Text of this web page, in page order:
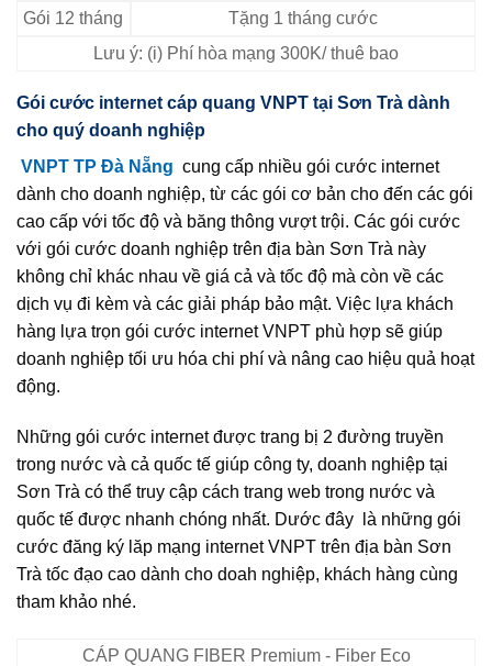
Gói 12 tháng
Tặng 1 tháng cước
Lưu ý: (i) Phí hòa mạng 300K/ thuê bao
Gói cước internet cáp quang VNPT tại Sơn Trà dành
cho quý doanh nghiệp
VNPT TP Đà Nẵng cung cấp nhiều gói cước internet
dành cho doanh nghiệp, từ các gói cơ bản cho đến các gói
cao cấp với tốc độ và băng thông vượt trội. Các gói cước
với gói cước doanh nghiệp trên địa bàn Sơn Trà này
không chỉ khác nhau về giá cả và tốc độ mà còn về các
dịch vụ đi kèm và các giải pháp bảo mật. Việc lựa khách
hàng lựa trọn gói cước internet VNPT phù hợp sẽ giúp
doanh nghiệp tối ưu hóa chi phí và nâng cao hiệu quả hoạt
động.
Những gói cước internet được trang bị 2 đường truyền
trong nước và cả quốc tế giúp công ty, doanh nghiệp tại
Sơn Trà có thể truy cập cách trang web trong nước và
quốc tế được nhanh chóng nhất. Dước đây là những gói
cước đăng ký lăp mạng internet VNPT trên địa bàn Sơn
Trà tốc đạo cao dành cho doah nghiệp, khách hàng cùng
tham khảo nhé.
CÁP QUANG FIBER Premium - Fiber Eco